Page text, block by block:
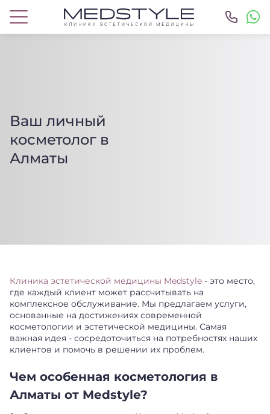
Ваш личный
косметолог в
Алматы
Клиника эстетической медицины Medstyle - это место,
где каждый клиент может рассчитывать на
комплексное обслуживание. Мы предлагаем услуги,
основанные на достижениях современной
косметологии и эстетической медицины. Самая
важная идея - сосредоточиться на потребностях наших
клиентов и помочь в решении их проблем.
Чем особенная косметология в
Алматы от Medstyle?